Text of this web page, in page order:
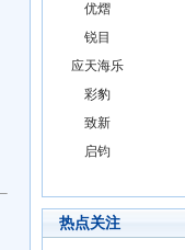
优熠
锐目
应天海乐
彩豹
致新
启钧
热点关注